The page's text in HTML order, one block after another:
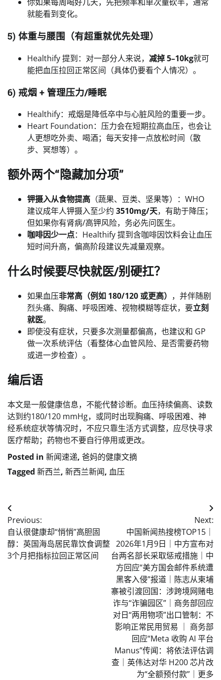
就能看到变化。
5) 体重与腰围（有超重就优先处理）
Healthify 提到：对一部分人来说， 减掉 5–10kg就可
能把血压拉回正常区间（具体仍要看个人情况）。
6) 戒烟 + 管理压力/睡眠
Healthify：戒烟是降低卒中与心脏风险的重要一步。
Heart Foundation：压力会在短期拉高血压，也会让
人更想吃外卖、喝酒；每天安排一点放松时间（散
步、冥想等）。
额外两个“隐藏加分项”
钾摄入从食物提高 （蔬果、豆类、坚果等）：WHO
建议成年人钾摄入至少约 3510mg/天，有助于降压；
但如果你有肾病/高钾风险，务必先问医生。
咖啡因少一点：Healthify 提到含咖啡因饮料会让血压
短时间升高，偏高阶段建议先减量观察。
什么时候要尽快就医/别硬扛？
如果血压非常高（例如 180/120 或更高） ，并伴随剧
烈头痛、胸痛、呼吸困难、视物模糊等症状，要立刻
就医。
即使没有症状，只要多次测量都偏高，也建议和 GP
做一次系统评估（看整体心血管风险、是否需要药物
或进一步检查）。
编后语
本文是一般健康信息，不能代替诊断。血压持续偏高、读数
达到约180/120 mmHg，或同时出现胸痛、呼吸困难、神
经系统症状等情况时，不应只靠生活方式调整，应尽快寻求
医疗帮助；药物也不要自行停用或更改。
Posted in 新闻速递, 爸妈的健康文摘
Tagged 新西兰, 新西兰新闻, 血压
Post
navigation
Previous:
自认很健康却“悄悄”高胆固
醇：英国海岛居民靠饮食调整
3个月把指标拉回正常区间
Next:
中国新闻热搜榜TOP15｜
2026年1月9日｜中方宣布对
台两名部长采取惩戒措施｜中
方回应“美方国会邮件系统遭
黑客入侵”报道｜陈志从柬埔
寨被引渡回国：涉跨境网赌电
诈与“诈骗园区”｜商务部回应
对日“两用物项”出口管制：不
影响正常民用贸易 ｜ 商务部
回应“Meta 收购 AI 平台
Manus”传闻：将依法评估调
查｜英伟达对华 H200 芯片改
为“全额预付款”｜更多